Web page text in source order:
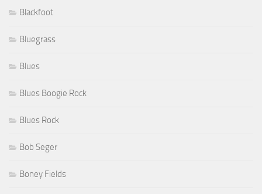
Blackfoot
Bluegrass
Blues
Blues Boogie Rock
Blues Rock
Bob Seger
Boney Fields